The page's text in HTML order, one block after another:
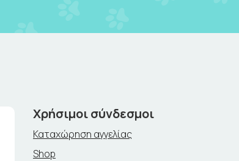
Χρήσιμοι σύνδεσμοι
Καταχώρηση αγγελίας
Shop